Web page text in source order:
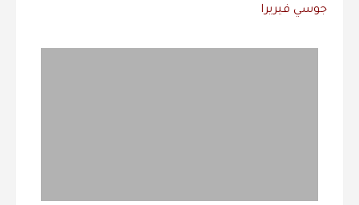
جوسي فيريرا